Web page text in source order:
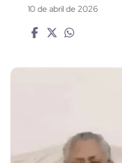
10 de abril de 2026